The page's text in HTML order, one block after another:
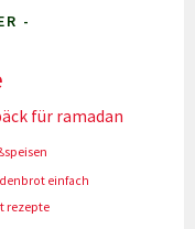
-
für ramadan
einfach
rezepte